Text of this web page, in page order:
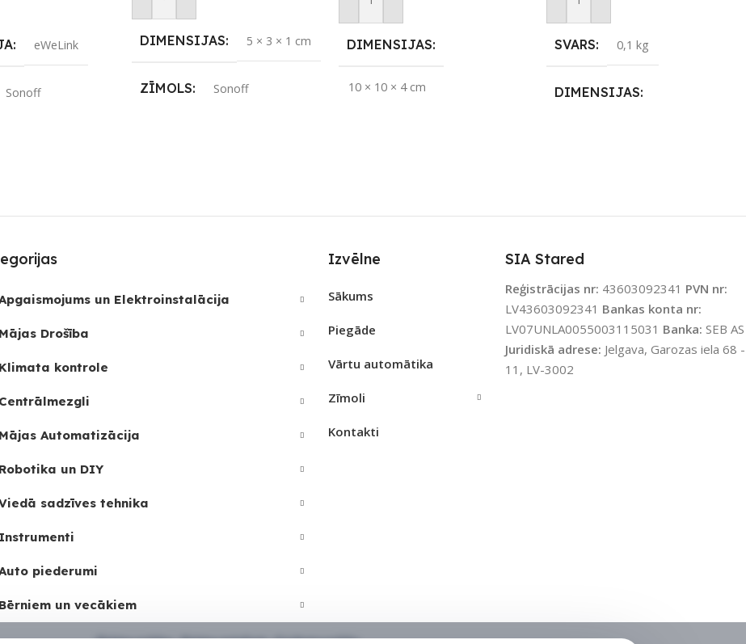
eWeLink
Sonoff
DIMENSIJAS 5 × 3 × 1 cm
ZĪMOLS Sonoff
Pievienot Grozam
DIMENSIJAS
10 × 10 × 4 cm
UZREIZ PIEEJAMAIS
Pievienot Grozam
SVARS 0,1 kg
DIMENSIJAS
PIEEJAMS UZREIZ Jā
UZREIZ PIEEJAMAIS
un Elektroinstalācija
Mājas Drošība
Klimata kontrole
Centrālmezgli
Mājas Automatizācija
Robotika un DIY
sadzīves tehnika
Instrumenti
piederumi
Bērniem un vecākiem
Izvēlne
Sākums
Piegāde
Vārtu automātika
Zīmoli
Kontakti
SIA Stared
Reģistrācijas nr: 43603092341 PVN nr:
LV43603092341 Bankas konta nr:
LV07UNLA0055003115031 Banka: SEB AS
Juridiskā adrese: Jelgava, Garozas iela 68 -
11, LV-3002
Sīkdatņu politika• Sīkdatņu iestatījumi •Privātuma politika